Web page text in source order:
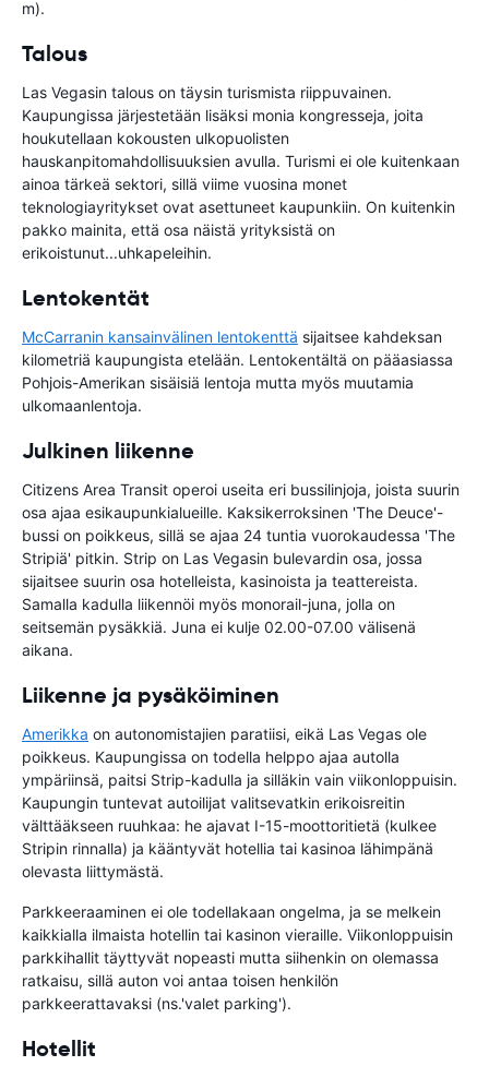
m).
Talous
Las Vegasin talous on täysin turismista riippuvainen.
Kaupungissa järjestetään lisäksi monia kongresseja, joita
houkutellaan kokousten ulkopuolisten
hauskanpitomahdollisuuksien avulla. Turismi ei ole kuitenkaan
ainoa tärkeä sektori, sillä viime vuosina monet
teknologiayritykset ovat asettuneet kaupunkiin. On kuitenkin
pakko mainita, että osa näistä yrityksistä on
erikoistunut...uhkapeleihin.
Lentokentät
McCarranin kansainvälinen lentokenttä sijaitsee kahdeksan
kilometriä kaupungista etelään. Lentokentältä on pääasiassa
Pohjois-Amerikan sisäisiä lentoja mutta myös muutamia
ulkomaanlentoja.
Julkinen liikenne
Citizens Area Transit operoi useita eri bussilinjoja, joista suurin
osa ajaa esikaupunkialueille. Kaksikerroksinen 'The Deuce'-
bussi on poikkeus, sillä se ajaa 24 tuntia vuorokaudessa 'The
Stripiä' pitkin. Strip on Las Vegasin bulevardin osa, jossa
sijaitsee suurin osa hotelleista, kasinoista ja teattereista.
Samalla kadulla liikennöi myös monorail-juna, jolla on
seitsemän pysäkkiä. Juna ei kulje 02.00-07.00 välisenä
aikana.
Liikenne ja pysäköiminen
Amerikka on autonomistajien paratiisi, eikä Las Vegas ole
poikkeus. Kaupungissa on todella helppo ajaa autolla
ympäriinsä, paitsi Strip-kadulla ja silläkin vain viikonloppuisin.
Kaupungin tuntevat autoilijat valitsevatkin erikoisreitin
välttääkseen ruuhkaa: he ajavat I-15-moottoritietä (kulkee
Stripin rinnalla) ja kääntyvät hotellia tai kasinoa lähimpänä
olevasta liittymästä.
Parkkeeraaminen ei ole todellakaan ongelma, ja se melkein
kaikkialla ilmaista hotellin tai kasinon vieraille. Viikonloppuisin
parkkihallit täyttyvät nopeasti mutta siihenkin on olemassa
ratkaisu, sillä auton voi antaa toisen henkilön
parkkeerattavaksi (ns.'valet parking').
Hotellit